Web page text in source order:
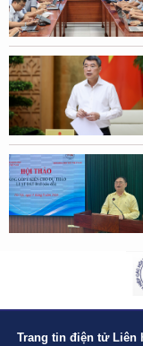
Trang tin điện tử Liên